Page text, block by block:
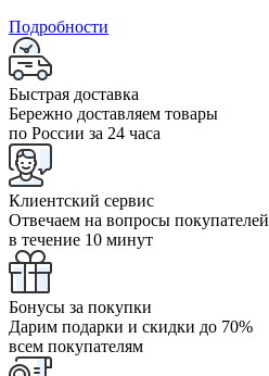
Подробности
Быстрая доставка
Бережно доставляем товары
по России за 24 часа
Клиентский сервис
Отвечаем на вопросы покупателей
в течение 10 минут
Бонусы за покупки
Дарим подарки и скидки до 70%
всем покупателям